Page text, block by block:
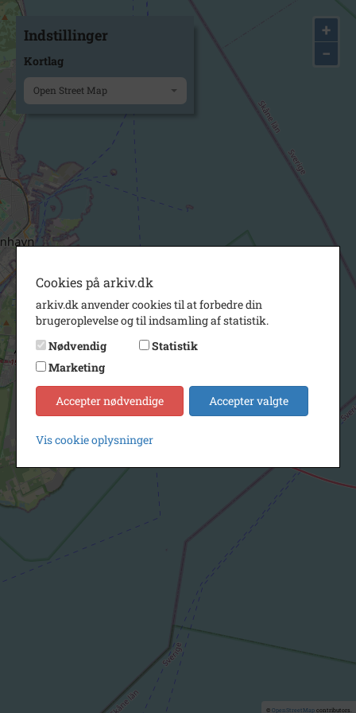
+
−
© OpenStreetMapcontributors.
Indstillinger
Kortlag
Open Street Map
Cookies på arkiv.dk
arkiv.dk anvender cookies til at forbedre din
brugeroplevelse og til indsamling af statistik.
Nødvendig
Statistik
Marketing
Accepter nødvendige Accepter valgte
Vis cookie oplysninger